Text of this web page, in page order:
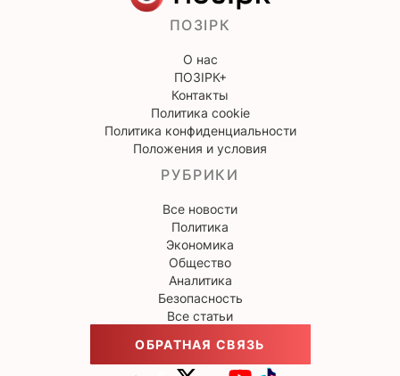
ПОЗІРК
О нас
ПОЗІРК+
Контакты
Политика cookie
Политика конфиденциальности
Положения и условия
РУБРИКИ
Все новости
Политика
Экономика
Общество
Аналитика
Безопасность
Все статьи
ОБРАТНАЯ СВЯЗЬ